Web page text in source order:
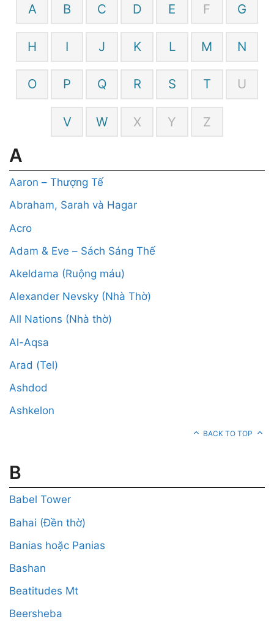
A B C D E F G
H I J K L M N
O P Q R S T U
V W X Y Z
A
Aaron – Thượng Tế
Abraham, Sarah và Hagar
Acro
Adam & Eve – Sách Sáng Thế
Akeldama (Ruộng máu)
Alexander Nevsky (Nhà Thờ)
All Nations (Nhà thờ)
Al-Aqsa
Arad (Tel)
Ashdod
Ashkelon
BACK TO TOP
B
Babel Tower
Bahai (Đền thờ)
Banias hoặc Panias
Bashan
Beatitudes Mt
Beersheba